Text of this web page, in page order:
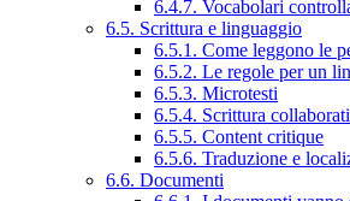
6.4.7. Vocabolari
6.5. Scrittura e linguaggio
6.5.1. Come leggono le
6.5.2. Le regole per un
6.5.3. Microtesti
6.5.4. Scrittura
6.5.5. Content critique
6.5.6. Traduzione e
6.6. Documenti